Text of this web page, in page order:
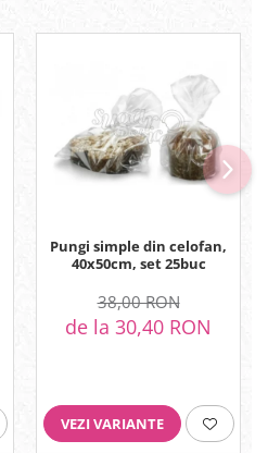
Pungi simple din celofan,
40x50cm, set 25buc
38,00 RON
de la 30,40 RON
VEZI VARIANTE